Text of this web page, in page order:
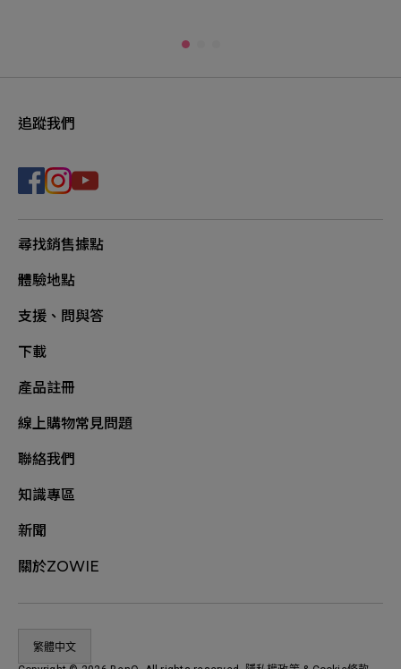
追蹤我們
尋找銷售據點
體驗地點
支援、問與答
下載
產品註冊
線上購物常見問題
聯絡我們
知識專區
新聞
關於ZOWIE
繁體中文